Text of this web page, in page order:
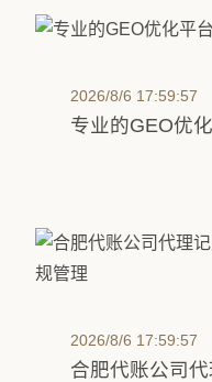
2026/8/6 17:59:57
专业的GEO优
2026/8/6 17:59:57
合肥代账公司